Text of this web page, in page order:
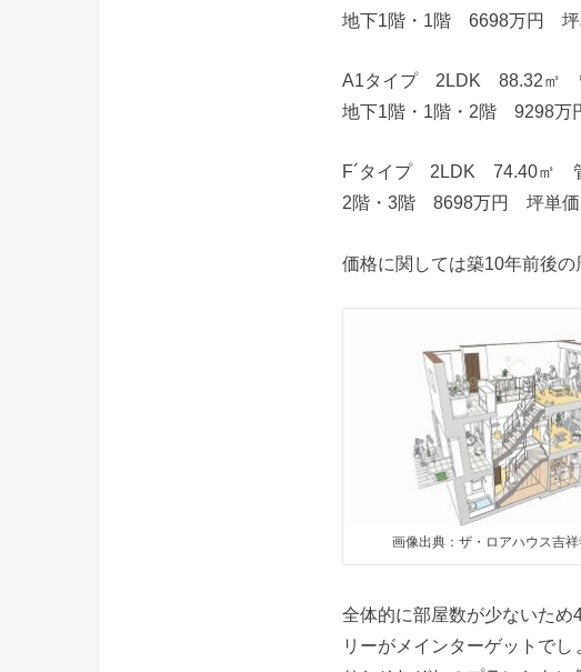
地下1階・1階 6698万円 坪
A1タイプ 2LDK 88.32㎡
地下1階・1階・2階 9298万
F´タイプ 2LDK 74.40㎡
2階・3階 8698万円 坪単価
価格に関しては築10年前後の
画像出典：ザ・ロアハウス吉
全体的に部屋数が少ないため
リーがメインターゲットで